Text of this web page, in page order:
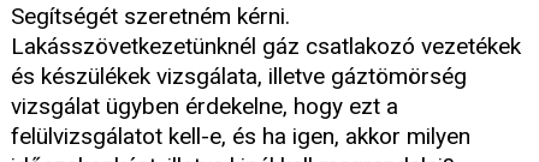
Segítségét szeretném kérni.
Lakásszövetkezetünknél gáz csatlakozó vezetékek
és készülékek vizsgálata, illetve gáztömörség
vizsgálat ügyben érdekelne, hogy ezt a
felülvizsgálatot kell-e, és ha igen, akkor milyen